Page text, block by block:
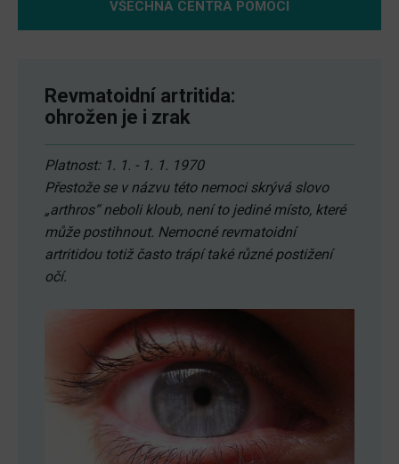
VŠECHNA CENTRA POMOCI
Revmatoidní artritida:
ohrožen je i zrak
Platnost: 1. 1. - 1. 1. 1970
Přestože se v názvu této nemoci skrývá slovo
„arthros“ neboli kloub, není to jediné místo, které
může postihnout. Nemocné revmatoidní
artritidou totiž často trápí také různé postižení
očí.